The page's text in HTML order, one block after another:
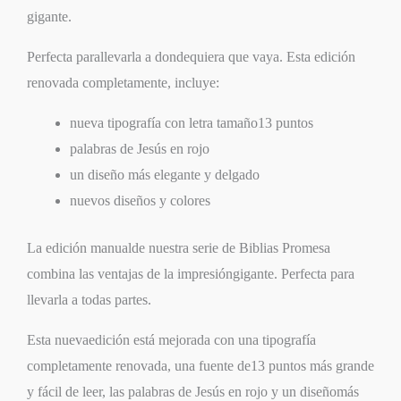
gigante.
Perfecta parallevarla a dondequiera que vaya. Esta edición
renovada completamente, incluye:
nueva tipografía con letra tamaño13 puntos
palabras de Jesús en rojo
un diseño más elegante y delgado
nuevos diseños y colores
La edición manualde nuestra serie de Biblias Promesa
combina las ventajas de la impresióngigante. Perfecta para
llevarla a todas partes.
Esta nuevaedición está mejorada con una tipografía
completamente renovada, una fuente de13 puntos más grande
y fácil de leer, las palabras de Jesús en rojo y un diseñomás